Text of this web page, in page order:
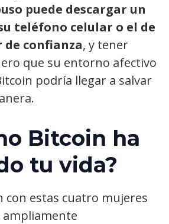
puede descargar un
teléfono celular o el de
confianza, y tener
que su entorno afectivo
podría llegar a salvar
Bitcoin ha
tu vida?
con estas cuatro mujeres
ampliamente